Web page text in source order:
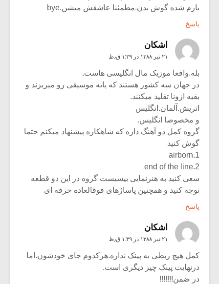
بارم شده گوش بدن.مطمئنا عاشقش میشن.bye
پاسخ
اشکان
۲۱ تیر ۱۳۸۸ در ۱:۲۹ ق٫ظ
بله.واقعا موزیک مال انگلیسی هاست.
در جهان سه کشور هستند که پایه موسیقی رو میریزند و
بقیه ازونا تقلید میکنند.
اتریش.آلمان.انگلیس
و مخصوصا انگلیس.
گروه کمل دو آهنگ داره که شاهکاره پیشنهاد میکنم حتما
گوش کنید
1.airborn
2.end of the line
سعی کنید به هنرنمایی بیسیست گروه در این دو قطعه
توجه کنید و همچنین پاساژهای فوقالعاده حرفه ای
پاسخ
اشکان
۲۱ تیر ۱۳۸۸ در ۱:۳۹ ق٫ظ
کمل هیچ ربطی به پینک نداره.هرکدوم جای خودشون.اما
درنهایت پینک چیز دیگری است.
در ضمن!!!!!!!